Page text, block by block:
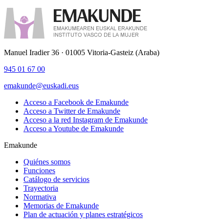
Manuel Iradier 36 · 01005 Vitoria-Gasteiz (Araba)
945 01 67 00
emakunde@euskadi.eus
Acceso a Facebook de Emakunde
Acceso a Twitter de Emakunde
Acceso a la red Instagram de Emakunde
Acceso a Youtube de Emakunde
Emakunde
Quiénes somos
Funciones
Catálogo de servicios
Trayectoria
Normativa
Memorias de Emakunde
Plan de actuación y planes estratégicos